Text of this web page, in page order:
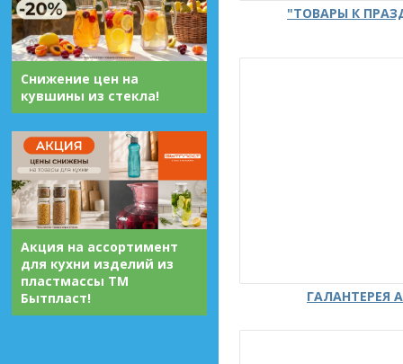
Снижение цен на
кувшины из стекла!
Акция на ассортимент
для кухни изделий из
пластмассы ТМ
Бытпласт!
"ТОВАРЫ К
ГАЛАНТЕРЕЯ